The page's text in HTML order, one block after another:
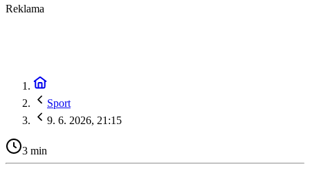
Reklama
Sport
9. 6. 2026, 21:15
3 min